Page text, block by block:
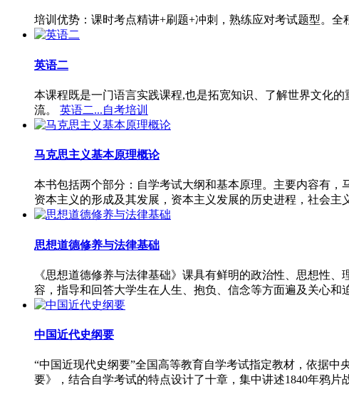
培训优势：课时考点精讲+刷题+冲刺，熟练应对考试题型。全
英语二
本课程既是一门语言实践课程,也是拓宽知识、了解世界文化
流。
英语二...自考培训
马克思主义基本原理概论
本书包括两个部分：自学考试大纲和基本原理。主要内容有
资本主义的形成及其发展，资本主义发展的历史进程，社会主
思想道德修养与法律基础
《思想道德修养与法律基础》课具有鲜明的政治性、思想性
容，指导和回答大学生在人生、抱负、信念等方面遍及关心和
中国近代史纲要
“中国近现代史纲要”全国高等教育自学考试指定教材，依据
要》，结合自学考试的特点设计了十章，集中讲述1840年鸦片